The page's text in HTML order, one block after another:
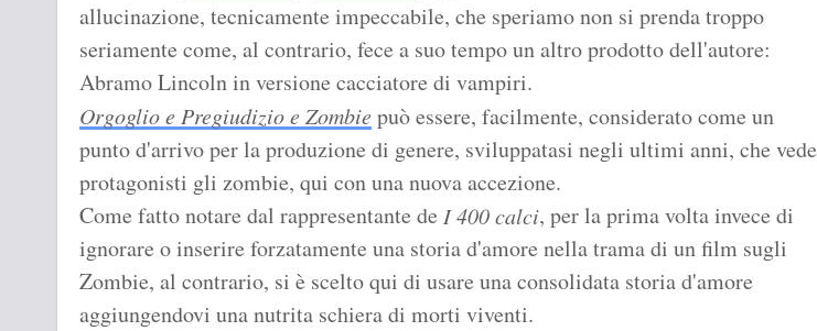
allucinazione, tecnicamente impeccabile, che speriamo non si prenda troppo
seriamente come, al contrario, fece a suo tempo un altro prodotto dell'autore:
Abramo Lincoln in versione cacciatore di vampiri.
Orgoglio e Pregiudizio e Zombie può essere, facilmente, considerato come un
punto d'arrivo per la produzione di genere, sviluppatasi negli ultimi anni, che vede
protagonisti gli zombie, qui con una nuova accezione.
Come fatto notare dal rappresentante de I 400 calci, per la prima volta invece di
ignorare o inserire forzatamente una storia d'amore nella trama di un film sugli
Zombie, al contrario, si è scelto qui di usare una consolidata storia d'amore
aggiungendovi una nutrita schiera di morti viventi.